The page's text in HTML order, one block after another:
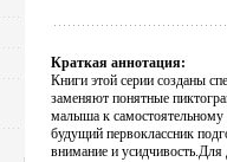
Краткая аннотация:
Книги этой серии созданы
заменяют понятные
малыша к
будущий первоклассник
внимание и усидчивость.Для